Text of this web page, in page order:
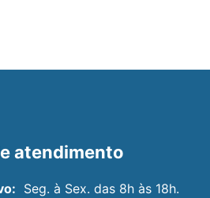
atendimento
Seg. à Sex. das 8h às 18h.